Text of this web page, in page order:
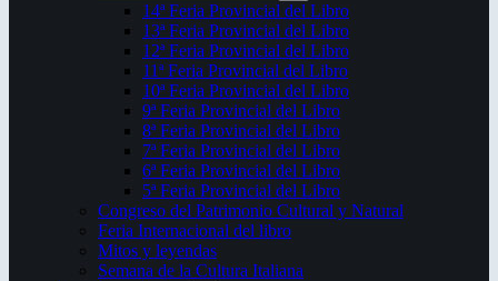
14ª Feria Provincial del Libro
13ª Feria Provincial del Libro
12ª Feria Provincial del Libro
11ª Feria Provincial del Libro
10ª Feria Provincial del Libro
9ª Feria Provincial del Libro
8ª Feria Provincial del Libro
7ª Feria Provincial del Libro
6ª Feria Provincial del Libro
5ª Feria Provincial del Libro
Congreso del Patrimonio Cultural y Natural
Feria Internacional del libro
Mitos y leyendas
Semana de la Cultura Italiana